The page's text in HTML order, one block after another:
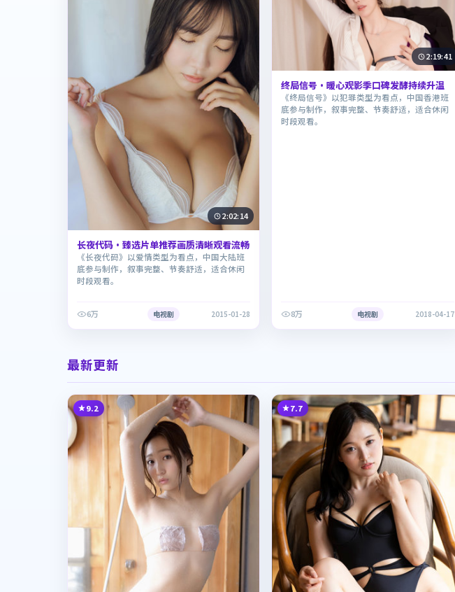
2:02:14
长夜代码·臻选片单推荐画质清晰观看流畅
《长夜代码》以爱情类型为看点，中国大陆班
底参与制作，叙事完整、节奏舒适，适合休闲
时段观看。
6万 电视剧 2015-01-28
2:19:41
终局信号·暖心观影季口碑发酵持续升温
《终局信号》以犯罪类型为看点，中国香港班
底参与制作，叙事完整、节奏舒适，适合休闲
时段观看。
8万 电视剧 2018-04-17
最新更新
9.2 7.7